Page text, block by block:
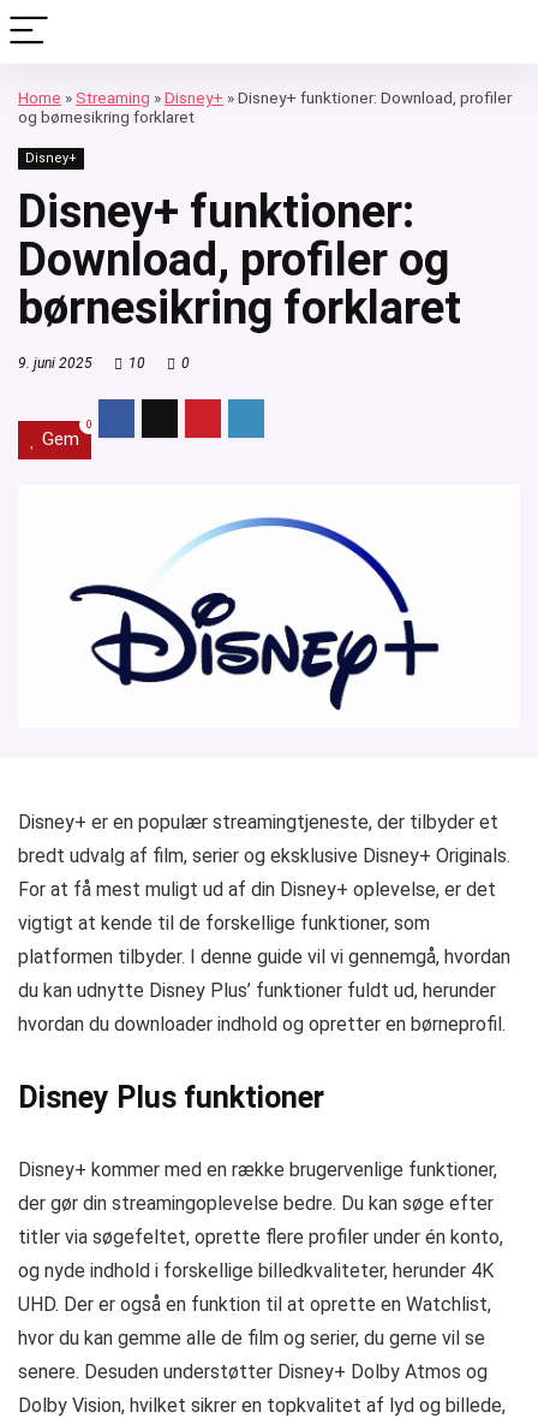
Home » Streaming »Disney+ »Disney+ funktioner: Download, profiler
og børnesikring forklaret
Disney+
Disney+ funktioner:
Download, profiler og
børnesikring forklaret
9. juni 2025 10 0
Gem
0
Disney+ er en populær streamingtjeneste, der tilbyder et
bredt udvalg af film, serier og eksklusive Disney+ Originals.
For at få mest muligt ud af din Disney+ oplevelse, er det
vigtigt at kende til de forskellige funktioner, som
platformen tilbyder. I denne guide vil vi gennemgå, hvordan
du kan udnytte Disney Plus’ funktioner fuldt ud, herunder
hvordan du downloader indhold og opretter en børneprofil.
Disney Plus funktioner
Disney+ kommer med en række brugervenlige funktioner,
der gør din streamingoplevelse bedre. Du kan søge efter
titler via søgefeltet, oprette flere profiler under én konto,
og nyde indhold i forskellige billedkvaliteter, herunder 4K
UHD. Der er også en funktion til at oprette en Watchlist,
hvor du kan gemme alle de film og serier, du gerne vil se
senere. Desuden understøtter Disney+ Dolby Atmos og
Dolby Vision, hvilket sikrer en topkvalitet af lyd og billede,